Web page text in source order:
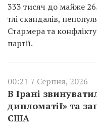
333 тисяч до майже
тлі скандалів,
Стармера та
партії.
00:21 7 Серпня, 2026
В Ірані
дипломатії» та
США